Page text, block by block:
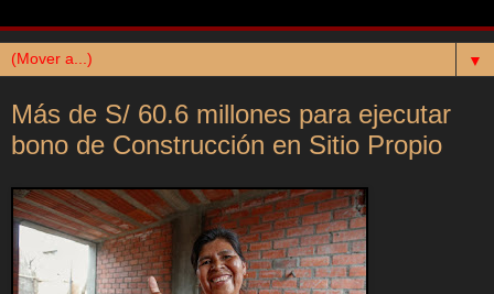
▼
Más de S/ 60.6 millones para ejecutar
bono de Construcción en Sitio Propio